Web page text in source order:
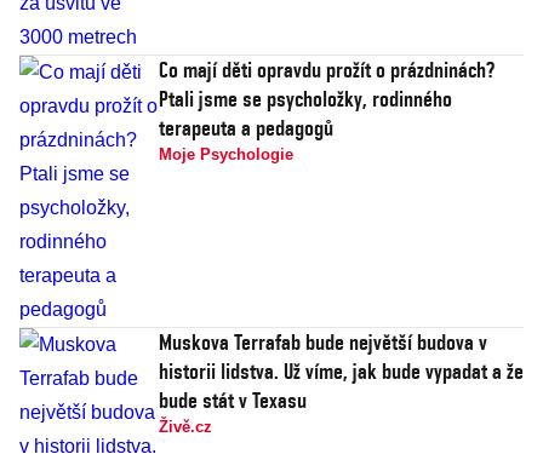
Co mají děti opravdu prožít o prázdninách?
Ptali jsme se psycholožky, rodinného
terapeuta a pedagogů
Moje Psychologie
Muskova Terrafab bude největší budova v
historii lidstva. Už víme, jak bude vypadat a že
bude stát v Texasu
Živě.cz